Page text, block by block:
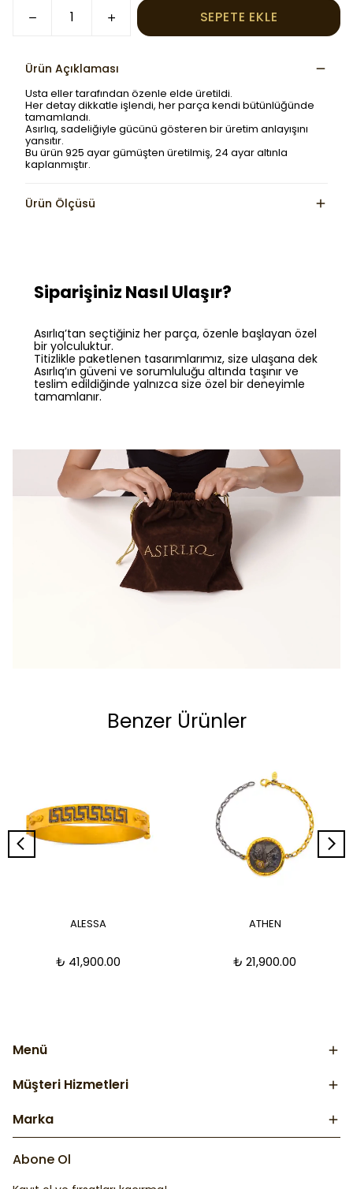
SEPETE EKLE
Ürün Açıklaması
Usta eller tarafından özenle elde üretildi.
Her detay dikkatle işlendi, her parça kendi bütünlüğünde
tamamlandı.
Asırlıq, sadeliğiyle gücünü gösteren bir üretim anlayışını
yansıtır.
Bu ürün 925 ayar gümüşten üretilmiş, 24 ayar altınla
kaplanmıştır.
Ürün Ölçüsü
Siparişiniz Nasıl Ulaşır?
Asırlıq’tan seçtiğiniz her parça, özenle başlayan özel
bir yolculuktur.
Titizlikle paketlenen tasarımlarımız, size ulaşana dek
Asırlıq’ın güveni ve sorumluluğu altında taşınır ve
teslim edildiğinde yalnızca size özel bir deneyimle
tamamlanır.
Benzer Ürünler
ALESSA
₺ 41,900.00
ATHEN
₺ 21,900.00
Menü
Müşteri Hizmetleri
Marka
Abone Ol